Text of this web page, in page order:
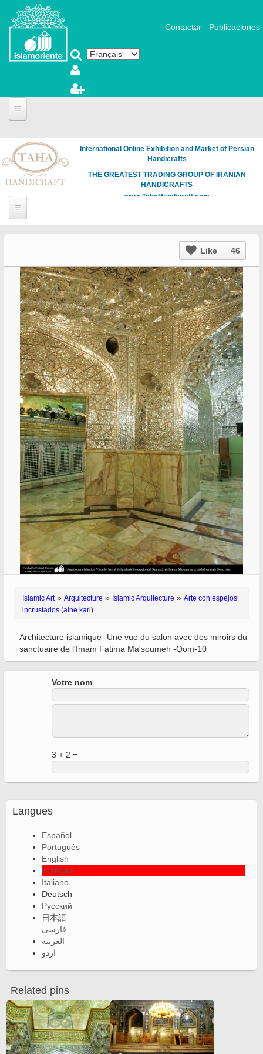
Aller au contenu principal
Contactar Publicaciones
International Online Exhibition and Market of Persian
Handicrafts
THE GREATEST TRADING GROUP OF IRANIAN
HANDICRAFTS
www.TahaHandicraft.com
Like 46
Islamic Art» Arquitecture » Islamic Arquitecture » Arte con espejos
incrustados (aine kari)
Architecture islamique -Une vue du salon avec des miroirs du
sanctuaire de l'Imam Fatima Ma'soumeh -Qom-10
Votre nom
3 + 2 =
Langues
Español
Português
English
Français
Italiano
Deutsch
Русский
日本語
فارسی
العربية
اردو
Related pins